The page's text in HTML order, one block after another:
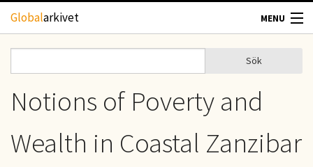
Hoppa till huvudinnehåll
Globalarkivet MENU
TIDSKRIFTER
Sökformulär
Sök
Notions of Poverty and
Wealth in Coastal Zanzibar